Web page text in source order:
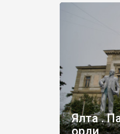
Ялта .
орди